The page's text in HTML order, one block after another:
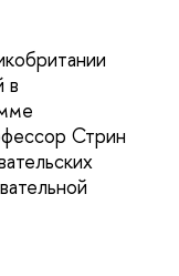
в
Стрин